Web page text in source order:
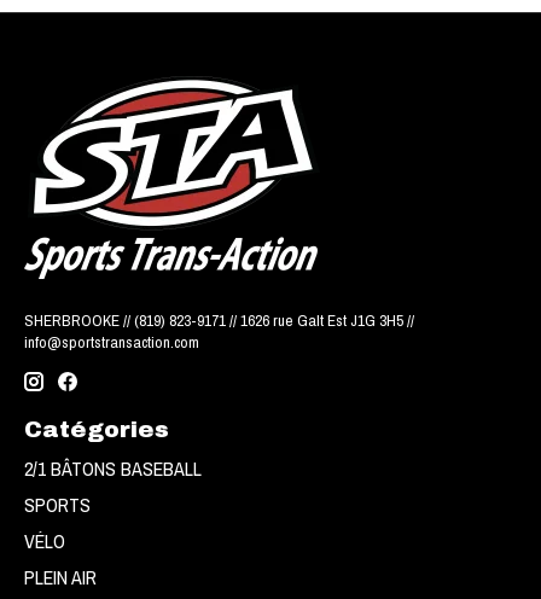
SHERBROOKE // (819) 823-9171 // 1626 rue Galt Est J1G 3H5 //
info@sportstransaction.com
Catégories
2/1 BÂTONS BASEBALL
SPORTS
VÉLO
PLEIN AIR